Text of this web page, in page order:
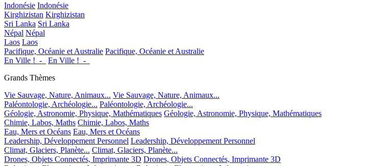
Indonésie Indonésie
Kirghizistan Kirghizistan
Sri Lanka Sri Lanka
Népal Népal
Laos Laos
Pacifique, Océanie et Australie Pacifique, Océanie et Australie
En Ville !_-_
En Ville !_-_
Grands Thèmes
Vie Sauvage, Nature, Animaux... Vie Sauvage, Nature, Animaux...
Paléontologie, Archéologie... Paléontologie, Archéologie...
Géologie, Astronomie, Physique, Mathématiques Géologie, Astronomie, Physique, Mathématiques
Chimie, Labos, Maths Chimie, Labos, Maths
Eau, Mers et Océans Eau, Mers et Océans
Leadership, Développement Personnel Leadership, Développement Personnel
Climat, Glaciers, Planète... Climat, Glaciers, Planète...
Drones, Objets Connectés, Imprimante 3D Drones, Objets Connectés, Imprimante 3D